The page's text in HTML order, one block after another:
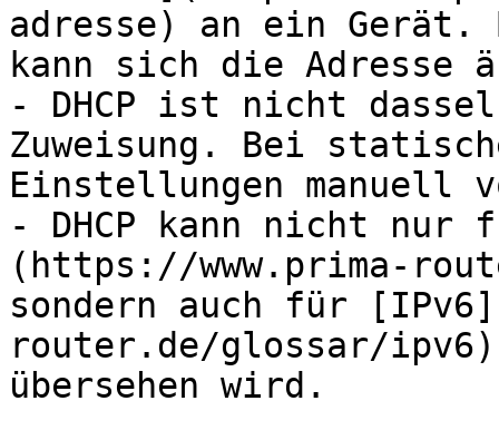
adresse) an ein Gerät.
kann sich die Adresse
- DHCP ist nicht
Zuweisung. Bei
Einstellungen manuell
- DHCP kann nicht nur
(https://www.prima-
sondern auch für
router.de/glossar/ipv6)
übersehen wird.